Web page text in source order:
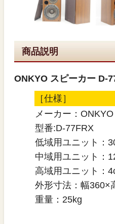
商品説明
ONKYO スピーカー D-
［仕様］
メーカー：ONKYO
型番:D-77FRX
低域用ユニット：
中域用ユニット：
高域用ユニット：
外形寸法：幅360×
重量：25kg